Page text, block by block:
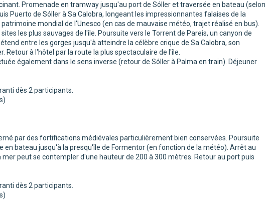
Promenade en tramway jusqu'au port de Sóller et traversée en bateau (selon
Puerto de Sóller à Sa Calobra, longeant les impressionnantes falaises de la
mondial de l'Unesco (en cas de mauvaise météo, trajet réalisé en bus).
les plus sauvages de l'île. Poursuite vers le Torrent de Pareis, un canyon de
entre les gorges jusqu'à atteindre la célèbre crique de Sa Calobra, son
Retour à l'hôtel par la route la plus spectaculaire de l'île.
également dans le sens inverse (retour de Sóller à Palma en train). Déjeuner
dès 2 participants.
par des fortifications médiévales particulièrement bien conservées. Poursuite
en bateau jusqu'à la presqu'île de Formentor (en fonction de la météo). Arrêt au
mer peut se contempler d'une hauteur de 200 à 300 mètres. Retour au port puis
dès 2 participants.